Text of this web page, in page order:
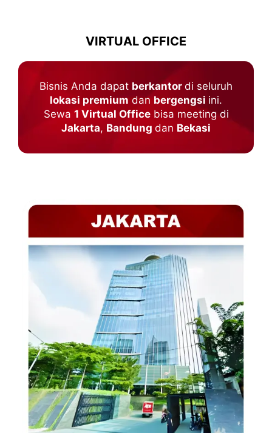
VIRTUAL OFFICE
Bisnis Anda dapat berkantor di seluruh
lokasi premium dan bergengsi ini.
Sewa 1 Virtual Officebisa meeting di
Jakarta, Bandung dan Bekasi